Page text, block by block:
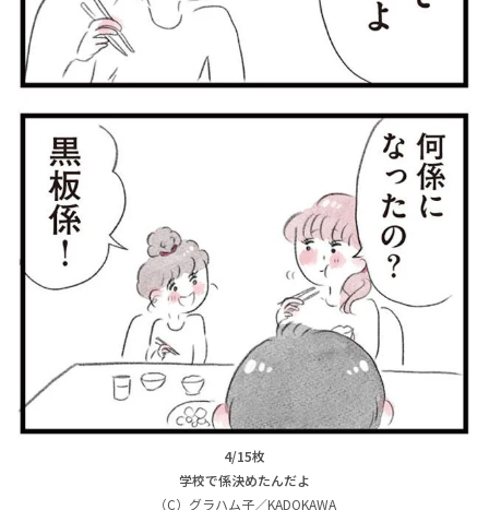
4/15枚
学校で係決めたんだよ
（C）グラハム子／KADOKAWA